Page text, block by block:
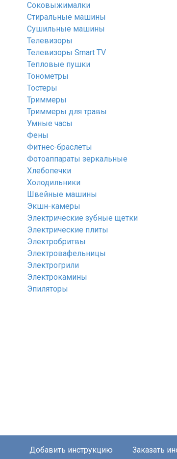
Соковыжималки
Стиральные машины
Сушильные машины
Телевизоры
Телевизоры Smart TV
Тепловые пушки
Тонометры
Тостеры
Триммеры
Триммеры для травы
Умные часы
Фены
Фитнес-браслеты
Фотоаппараты зеркальные
Хлебопечки
Холодильники
Швейные машины
Экшн-камеры
Электрические зубные щетки
Электрические плиты
Электробритвы
Электровафельницы
Электрогрили
Электрокамины
Эпиляторы
Добавить инструкцию Заказать